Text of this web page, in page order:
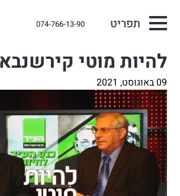
תפריט 074-766-13-90
להיות מוטי
09 באוגוסט, 2021